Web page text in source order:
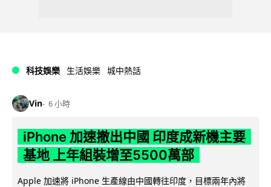
科技娛樂 生活娛樂 城中熱話
Vin 6 小時
iPhone 加速撤出中國 印度成新機主要
基地 上年組裝增至5500萬部
Apple 加速將 iPhone 生產線由中國轉往印度，目標兩年內將